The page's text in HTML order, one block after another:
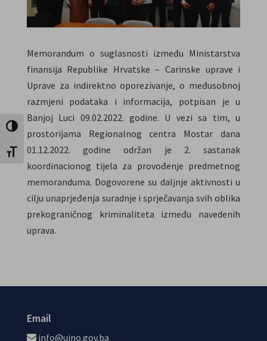
Toggle High Contrast
Toggle Font size
Memorandum o suglasnosti između Ministarstva
finansija Republike Hrvatske – Carinske uprave i
Uprave za indirektno oporezivanje, o međusobnoj
razmjeni podataka i informacija, potpisan je u
Banjoj Luci 09.02.2022. godine. U vezi sa tim, u
prostorijama Regionalnog centra Mostar dana
01.12.2022. godine održan je 2. sastanak
koordinacionog tijela za provođenje predmetnog
memoranduma. Dogovorene su daljnje aktivnosti u
cilju unaprjeđenja suradnje i sprječavanja svih oblika
prekograničnog kriminaliteta između navedenih
uprava.
Email
info@uino.gov.ba